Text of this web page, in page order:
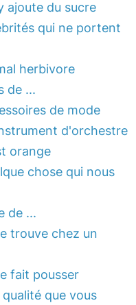
ajoute du sucre
qui ne portent
herbivore
de ...
de mode
d'orchestre
orange
chose qui nous
de ...
trouve chez un
fait pousser
que vous